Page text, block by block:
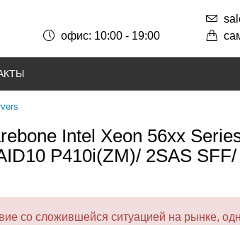
офис: 10:00 - 19:00
Intel Xeon 56xx
P410i(ZM)/ 2SAS SFF/
со сложившейся ситуацией на рынке,